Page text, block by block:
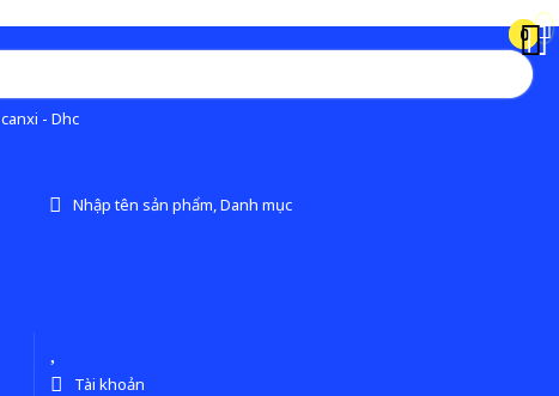
- Dhc
Nhập tên sản phẩm, Danh mục
0
Tài khoản
0